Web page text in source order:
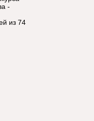
-
из 74